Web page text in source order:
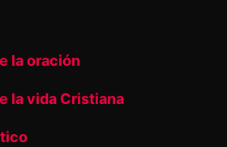
la oración
la vida Cristiana